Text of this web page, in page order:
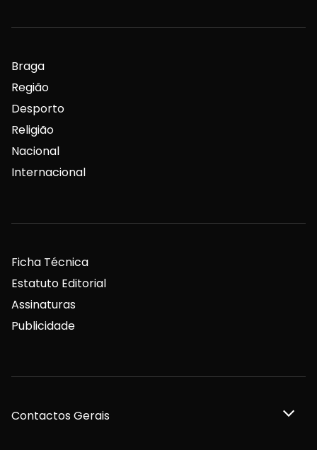
Braga
Região
Desporto
Religião
Nacional
Internacional
Ficha Técnica
Estatuto Editorial
Assinaturas
Publicidade
Contactos Gerais